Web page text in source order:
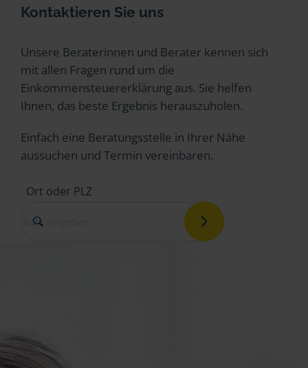
Kontaktieren Sie uns
Unsere Beraterinnen und Berater kennen sich
mit allen Fragen rund um die
Einkommensteuererklärung aus. Sie helfen
Ihnen, das beste Ergebnis herauszuholen.
Einfach eine Beratungsstelle in Ihrer Nähe
aussuchen und Termin vereinbaren.
Ort oder PLZ